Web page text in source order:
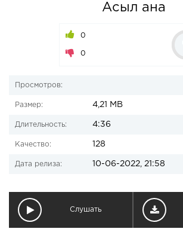
Асыл ана
0
0
Просмотров:
Размер: 4,21 MB
Длительность: 4:36
Качество: 128
Дата релиза: 10-06-2022, 21:58
Слушать